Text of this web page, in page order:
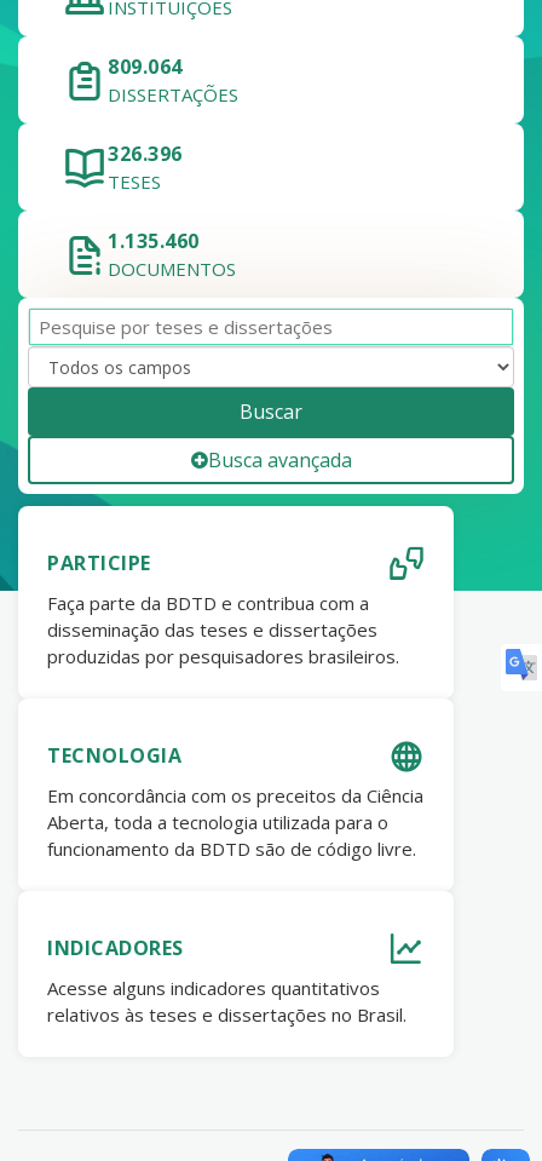
INSTITUIÇÕES
809.064
DISSERTAÇÕES
326.396
TESES
1.135.460
DOCUMENTOS
Buscar
Busca avançada
PARTICIPE
Faça parte da BDTD e contribua com a
disseminação das teses e dissertações
produzidas por pesquisadores brasileiros.
TECNOLOGIA
Em concordância com os preceitos da Ciência
Aberta, toda a tecnologia utilizada para o
funcionamento da BDTD são de código livre.
INDICADORES
Acesse alguns indicadores quantitativos
relativos às teses e dissertações no Brasil.